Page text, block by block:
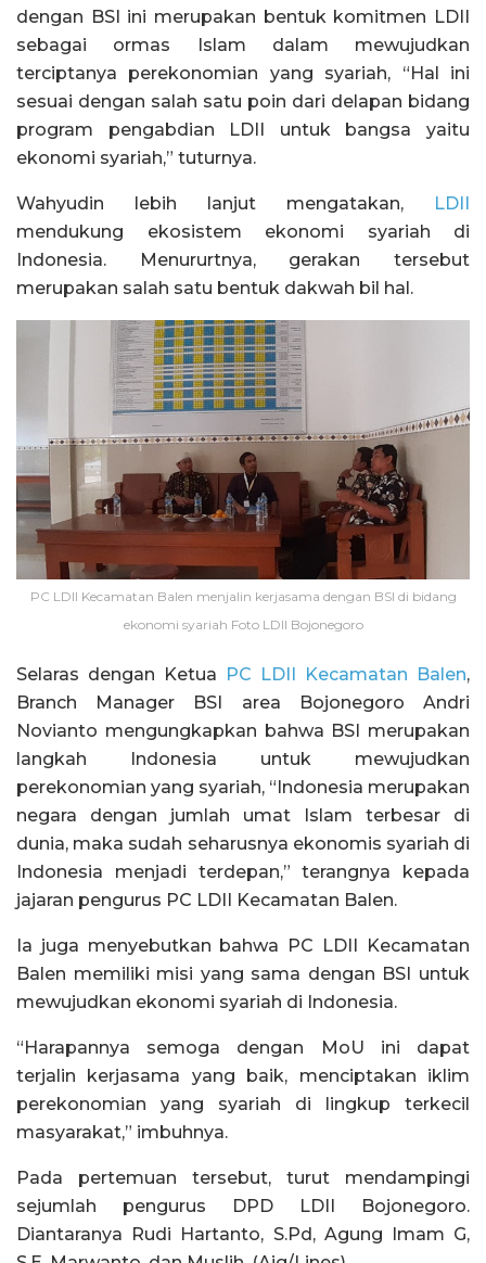
dengan BSI ini merupakan bentuk komitmen LDII
sebagai ormas Islam dalam mewujudkan
terciptanya perekonomian yang syariah, “Hal ini
sesuai dengan salah satu poin dari delapan bidang
program pengabdian LDII untuk bangsa yaitu
ekonomi syariah,” tuturnya.
Wahyudin lebih lanjut mengatakan,
LDII
mendukung ekosistem ekonomi syariah di
Indonesia. Menururtnya, gerakan tersebut
merupakan salah satu bentuk dakwah bil hal.
PC LDII Kecamatan Balen menjalin kerjasama dengan BSI di bidang
ekonomi syariah Foto LDII Bojonegoro
Selaras dengan Ketua PC LDII Kecamatan Balen,
Branch Manager BSI area Bojonegoro Andri
Novianto mengungkapkan bahwa BSI merupakan
langkah Indonesia untuk mewujudkan
perekonomian yang syariah, “Indonesia merupakan
negara dengan jumlah umat Islam terbesar di
dunia, maka sudah seharusnya ekonomis syariah di
Indonesia menjadi terdepan,” terangnya kepada
jajaran pengurus PC LDII Kecamatan Balen.
Ia juga menyebutkan bahwa PC LDII Kecamatan
Balen memiliki misi yang sama dengan BSI untuk
mewujudkan ekonomi syariah di Indonesia.
“Harapannya semoga dengan MoU ini dapat
terjalin kerjasama yang baik, menciptakan iklim
perekonomian yang syariah di lingkup terkecil
masyarakat,” imbuhnya.
Pada pertemuan tersebut, turut mendampingi
sejumlah pengurus DPD LDII Bojonegoro.
Diantaranya Rudi Hartanto, S.Pd, Agung Imam G,